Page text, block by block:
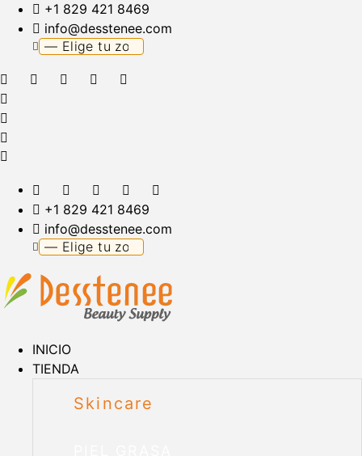
+1 829 421 8469
info@desstenee.com
+1 829 421 8469
info@desstenee.com
INICIO
TIENDA
Skincare